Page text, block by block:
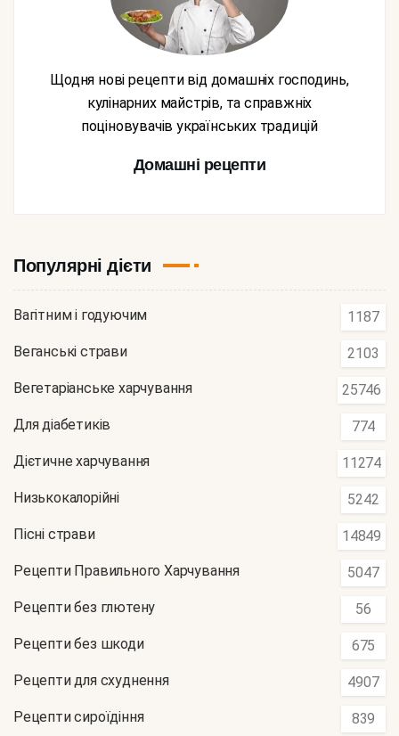
Щодня нові рецепти від домашніх господинь,
кулінарних майстрів, та справжніх
поціновувачів українських традицій
Домашні рецепти
Популярні дієти
Вагітним і годуючим 1187
Веганські страви 2103
Вегетаріанське харчування 25746
Для діабетиків 774
Дієтичне харчування 11274
Низькокалорійні 5242
Пісні страви 14849
Рецепти Правильного Харчування 5047
Рецепти без глютену 56
Рецепти без шкоди 675
Рецепти для схуднення 4907
Рецепти сироїдіння 839